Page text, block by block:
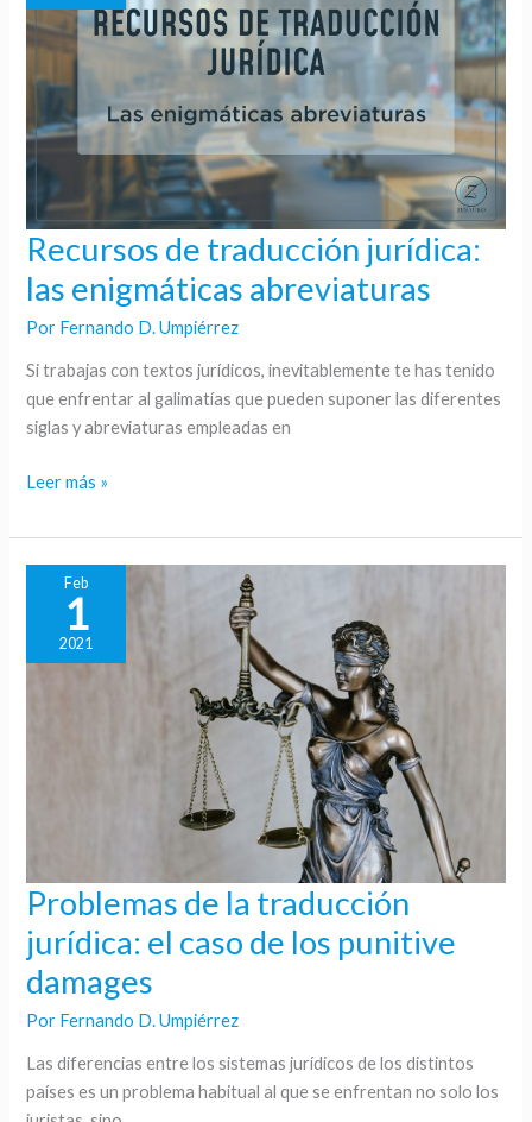
Recursos de traducción jurídica:
las enigmáticas abreviaturas
Por Fernando D. Umpiérrez
Si trabajas con textos jurídicos, inevitablemente te has tenido
que enfrentar al galimatías que pueden suponer las diferentes
siglas y abreviaturas empleadas en
Recursos
traducción
jurídica:
enigmáticas
abreviaturas
Leer más »
Feb
1
2021
Problemas de la traducción
jurídica: el caso de los punitive
damages
Por Fernando D. Umpiérrez
Las diferencias entre los sistemas jurídicos de los distintos
países es un problema habitual al que se enfrentan no solo los
Problemas
la
traducción
jurídica:
caso
de